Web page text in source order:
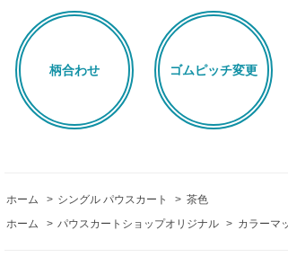
柄合わせ ゴムピッチ変更
ホーム > シングル パウスカート > 茶色
ホーム
> パウスカートショップオリジナル > カラーマ